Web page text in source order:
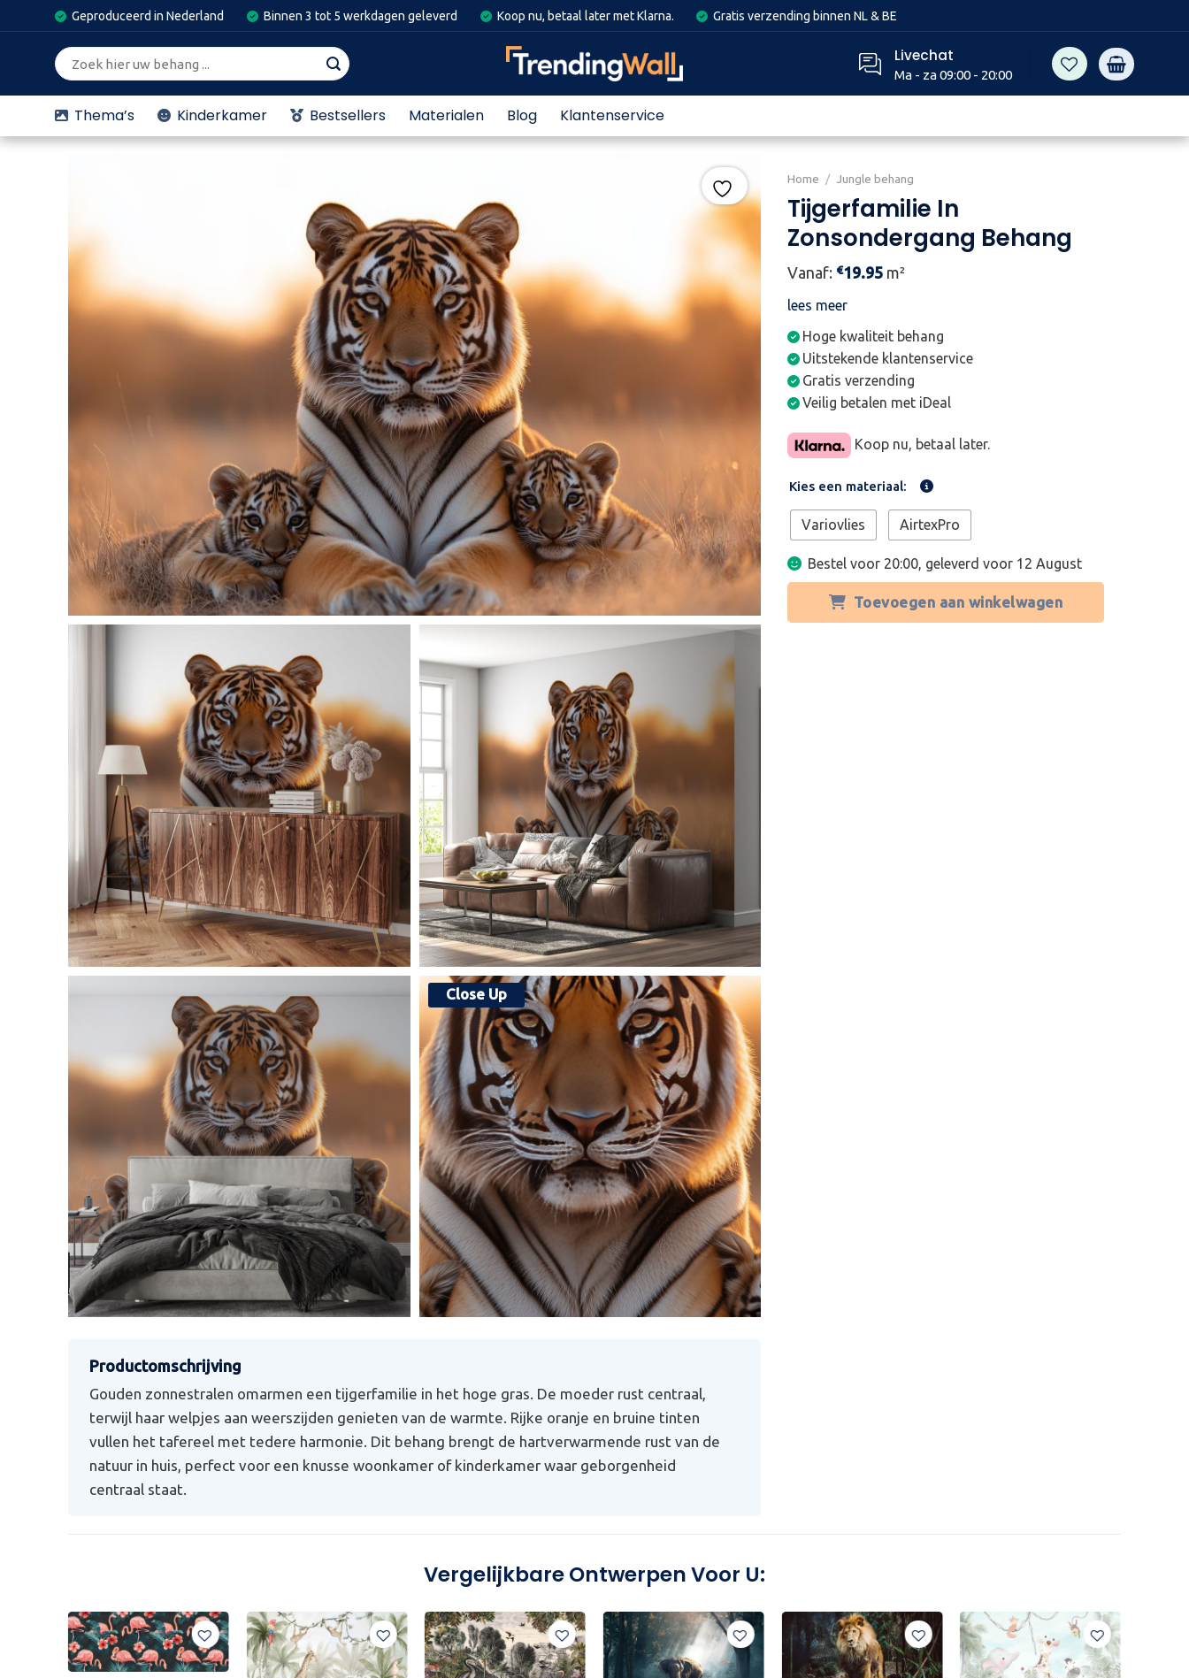
to
Geproduceerd in Nederland Binnen 3 tot 5 werkdagen geleverd Koop nu, betaal later met Klarna. Gratis verzending binnen NL & BE
Zoeken
naar:
Livechat
Ma - za 09:00 - 20:00
Thema’s Kinderkamer Bestsellers Materialen Blog Klantenservice
Home / Jungle behang
Tijgerfamilie In
Zonsondergang Behang
Vanaf: €19.95 m²
lees meer
Hoge kwaliteit behang
Uitstekende klantenservice
Gratis verzending
Veilig betalen met iDeal
Koop nu, betaal later.
Kies een materiaal:
Variovlies AirtexPro
Bestel voor 20:00, geleverd voor 12 August
Toevoegen aan winkelwagen
Gouden zonnestralen omarmen een tijgerfamilie in het hoge gras. De moeder rust centraal,
terwijl haar welpjes aan weerszijden genieten van de warmte. Rijke oranje en bruine tinten
vullen het tafereel met tedere harmonie. Dit behang brengt de hartverwarmende rust van de
natuur in huis, perfect voor een knusse woonkamer of kinderkamer waar geborgenheid
centraal staat.
Vergelijkbare Ontwerpen Voor U: